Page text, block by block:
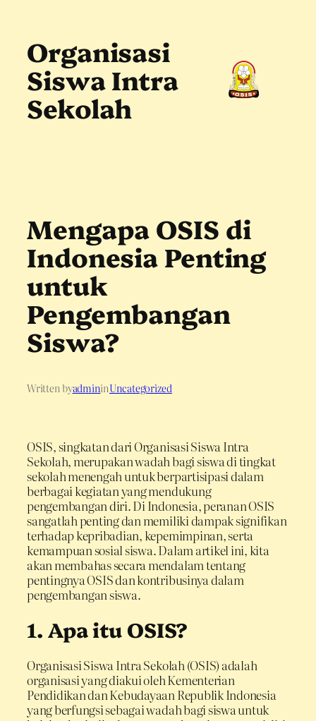
contentOrganisasi
Siswa Intra
Sekolah
Mengapa OSIS di
Indonesia Penting
untuk
Pengembangan
Siswa?
Written byadmininUncategorized
OSIS, singkatan dari Organisasi Siswa Intra
Sekolah, merupakan wadah bagi siswa di tingkat
sekolah menengah untuk berpartisipasi dalam
berbagai kegiatan yang mendukung
pengembangan diri. Di Indonesia, peranan OSIS
sangatlah penting dan memiliki dampak signifikan
terhadap kepribadian, kepemimpinan, serta
kemampuan sosial siswa. Dalam artikel ini, kita
akan membahas secara mendalam tentang
pentingnya OSIS dan kontribusinya dalam
pengembangan siswa.
1. Apa itu OSIS?
Organisasi Siswa Intra Sekolah (OSIS) adalah
organisasi yang diakui oleh Kementerian
Pendidikan dan Kebudayaan Republik Indonesia
yang berfungsi sebagai wadah bagi siswa untuk